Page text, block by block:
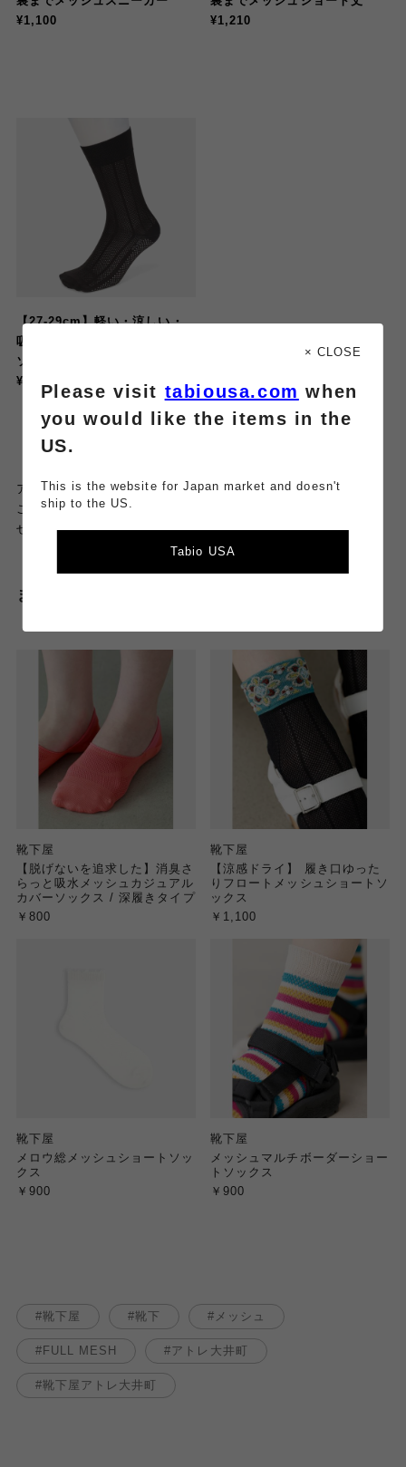
¥1,100
¥1,210
【27-29cm】軽い・涼しい・
吸水・速乾 足裏までメッシュ
ソックス
¥1,650
アトレ大井町店の店頭にも
ご用意しておりますので
ぜひ触って確かめてみてくださいね🙌🏻
またまだあります🫧メッシュソックス
靴下屋
【脱げないを追求した】消臭さ
らっと吸水メッシュカジュアル
カバーソックス / 深履きタイプ
￥800
靴下屋
【涼感ドライ】 履き口ゆった
りフロートメッシュショートソ
ックス
￥1,100
靴下屋
メロウ総メッシュショートソッ
クス
￥900
靴下屋
メッシュマルチボーダーショー
トソックス
￥900
靴下屋 靴下 メッシュ
FULL MESH アトレ大井町
靴下屋アトレ大井町
× CLOSE
Please visit tabiousa.com when
you would like the items in the
US.
This is the website for Japan market and doesn't
ship to the US.
Tabio USA